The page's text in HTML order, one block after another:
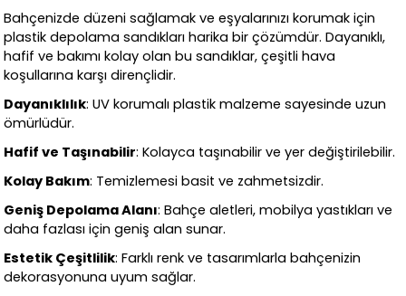
Bahçenizde düzeni sağlamak ve eşyalarınızı korumak için
plastik depolama sandıkları harika bir çözümdür. Dayanıklı,
hafif ve bakımı kolay olan bu sandıklar, çeşitli hava
koşullarına karşı dirençlidir.
Dayanıklılık: UV korumalı plastik malzeme sayesinde uzun
ömürlüdür.
Hafif ve Taşınabilir: Kolayca taşınabilir ve yer değiştirilebilir.
Kolay Bakım: Temizlemesi basit ve zahmetsizdir.
Geniş Depolama Alanı: Bahçe aletleri, mobilya yastıkları ve
daha fazlası için geniş alan sunar.
Estetik Çeşitlilik: Farklı renk ve tasarımlarla bahçenizin
dekorasyonuna uyum sağlar.